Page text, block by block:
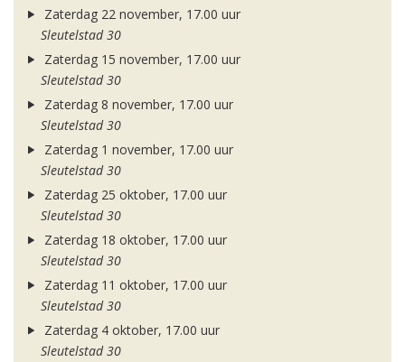
Zaterdag 22 november, 17.00 uur
Sleutelstad 30
Zaterdag 15 november, 17.00 uur
Sleutelstad 30
Zaterdag 8 november, 17.00 uur
Sleutelstad 30
Zaterdag 1 november, 17.00 uur
Sleutelstad 30
Zaterdag 25 oktober, 17.00 uur
Sleutelstad 30
Zaterdag 18 oktober, 17.00 uur
Sleutelstad 30
Zaterdag 11 oktober, 17.00 uur
Sleutelstad 30
Zaterdag 4 oktober, 17.00 uur
Sleutelstad 30